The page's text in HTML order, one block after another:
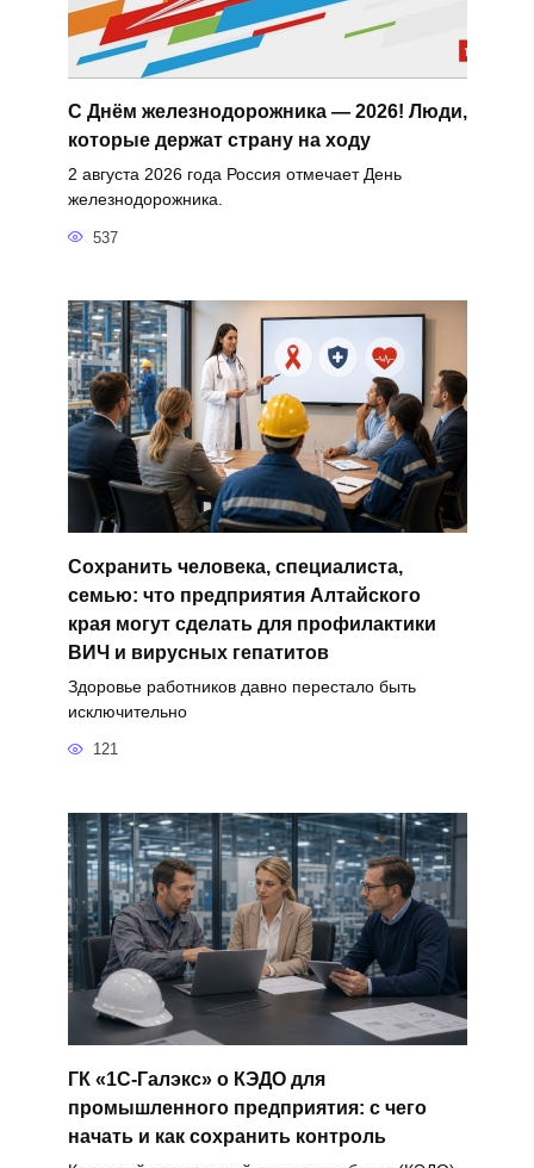
С Днём железнодорожника — 2026! Люди,
которые держат страну на ходу
2 августа 2026 года Россия отмечает День
железнодорожника.
537
Сохранить человека, специалиста,
семью: что предприятия Алтайского
края могут сделать для профилактики
ВИЧ и вирусных гепатитов
Здоровье работников давно перестало быть
исключительно
121
ГК «1С-Галэкс» о КЭДО для
промышленного предприятия: с чего
начать и как сохранить контроль